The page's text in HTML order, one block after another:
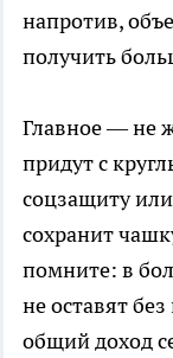
напротив,
получить
Главное — не
придут с
соцзащиту или
сохранит
помните: в
не оставят
общий доход